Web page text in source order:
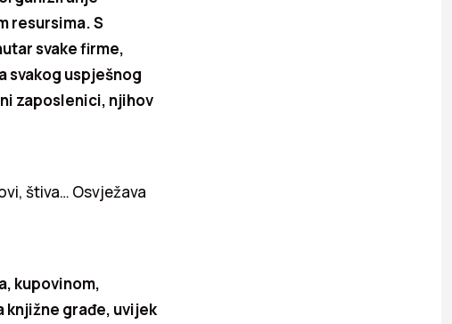
resursima. S
svake firme,
svakog uspješnog
zaposlenici, njihov
štiva… Osvježava
kupovinom,
knjižne građe, uvijek